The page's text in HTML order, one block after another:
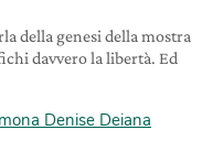
della genesi della mostra
davvero la libertà. Ed
Denise Deiana